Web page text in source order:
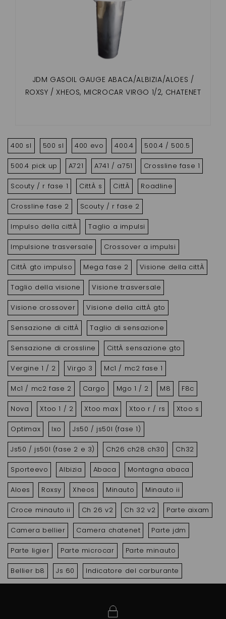
JDM GASOIL GAUGE ABACA/ALBIZIA/ALOES /
ROXSY / XHEOS, MICROCAR VIRGO 1/2, CHATENET
400 sl 500 sl 400 evo 400.4 500.4 / 500.5
500.4 pick up A721 A741 / a751 Crossline fase 1
Scouty / r fase 1 CittÀ s CittÀ Roadline
Crossline fase 2 Scouty / r fase 2
Impulso della cittÀ Taglio a impulsi
Impulsione trasversale Crossover a impulsi
CittÀ gto impulso Mega fase 2 Visione della cittÀ
Taglio della visione Visione trasversale
Visione crossover Visione della cittÀ gto
Sensazione di cittÀ Taglio di sensazione
Sensazione di crossline CittÀ sensazione gto
Vergine 1 / 2 Virgo 3 Mc1 / mc2 fase 1
Mc1 / mc2 fase 2 Cargo Mgo 1 / 2 M8 F8c
Nova Xtoo 1 / 2 Xtoo max Xtoo r / rs Xtoo s
Optimax Ixo Js50 / js50l (fase 1)
Js50 / js50l (fase 2 e 3) Ch26 ch28 ch30 Ch32
Sporteevo Albizia Abaca Montagna abaca
Aloes Roxsy Xheos Minauto Minauto ii
Croce minauto ii Ch 26 v2 Ch 32 v2 Parte aixam
Camera bellier Camera chatenet Parte jdm
Parte ligier Parte microcar Parte minauto
Bellier b8 Js 60 Indicatore del carburante